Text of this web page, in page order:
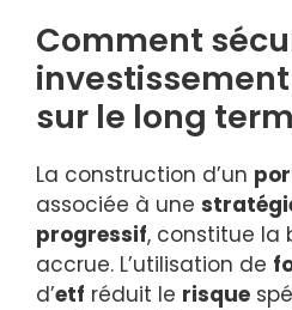
Comment
sur le long
La construction d’un
associée à une
progressif, constitue la
accrue. L’utilisation de
d’etf réduit le risque